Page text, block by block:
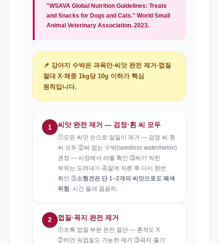
"WSAVA Global Nutrition Guidelines: Treats
and Snacks for Dogs and Cats." World Small
Animal Veterinary Association. 2023.
📌 강아지 수박은 과육만·씨앗 완전 제거·껍질
절대 X·체중 1kg당 10g 이하가 핵심
원칙입니다.
1 씨앗 완전 제거 — 검정·흰 씨 모두
①모든 씨앗 손으로 일일이 제거 — 검정 씨·흰
씨 모두 ②씨 없는 수박(seedless watermelon)
권장 — 시장에서 라벨 확인 ③씨가 박힌
부위는 도려내기 ④잘게 자른 후 다시 한번
확인 ⑤소형견은 단 1~2개의 씨앗으로도 폐색
위험 . 시간 들여 꼼꼼히.
2 껍질·꼭지 완전 제거
①초록 껍질 부분 완전 절단 — 흔적도 X
②하얀 속껍질도 가능한 제거 ③꼭지·줄기